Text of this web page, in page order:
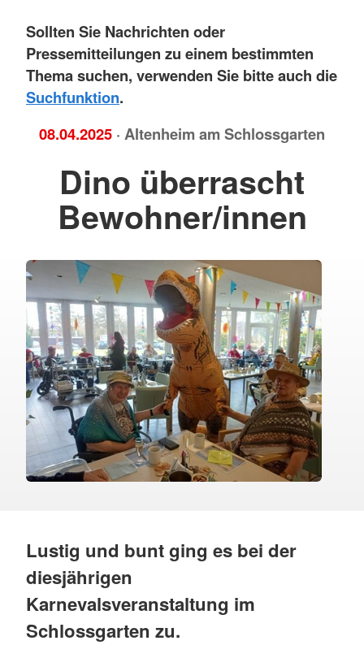
Sollten Sie Nachrichten oder
Pressemitteilungen zu einem bestimmten
Thema suchen, verwenden Sie bitte auch die
Suchfunktion.
08.04.2025 · Altenheim am Schlossgarten
Dino überrascht
Bewohner/innen
Lustig und bunt ging es bei der
diesjährigen
Karnevalsveranstaltung im
Schlossgarten zu.